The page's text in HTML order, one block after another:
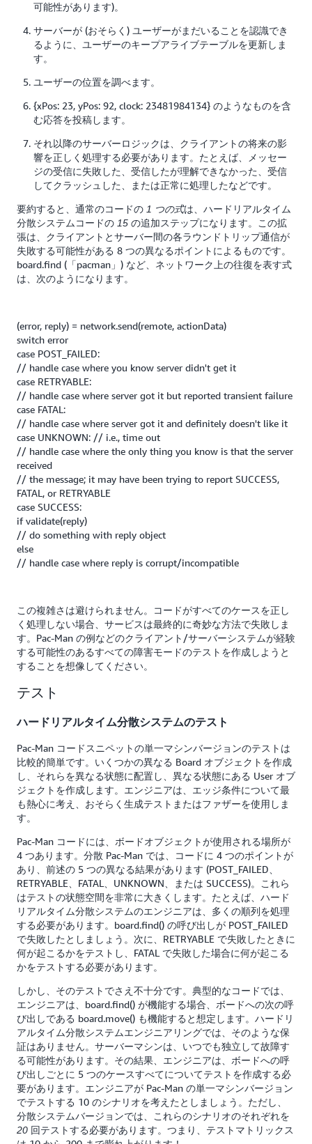
可能性があります)。
サーバーが (おそらく) ユーザーがまだいることを認識でき
るように、ユーザーのキープアライブテーブルを更新しま
す。
ユーザーの位置を調べます。
{xPos: 23, yPos: 92, clock: 23481984134} のようなものを含
む応答を投稿します。
それ以降のサーバーロジックは、クライアントの将来の影
響を正しく処理する必要があります。たとえば、メッセー
ジの受信に失敗した、受信したが理解できなかった、受信
してクラッシュした、または正常に処理したなどです。
要約すると、通常のコードの 1 つの式は、ハードリアルタイム
分散システムコードの 15 の追加ステップになります。この拡
張は、クライアントとサーバー間の各ラウンドトリップ通信が
失敗する可能性がある 8 つの異なるポイントによるものです。
board.find (「pacman」) など、ネットワーク上の往復を表す式
は、次のようになります。
(error, reply) = network.send(remote, actionData)
switch error
case POST_FAILED:
// handle case where you know server didn't get it
case RETRYABLE:
// handle case where server got it but reported transient failure
case FATAL:
// handle case where server got it and definitely doesn't like it
case UNKNOWN: // i.e., time out
// handle case where the only thing you know is that the server
received
// the message; it may have been trying to report SUCCESS,
FATAL, or RETRYABLE
case SUCCESS:
if validate(reply)
// do something with reply object
else
// handle case where reply is corrupt/incompatible
この複雑さは避けられません。コードがすべてのケースを正し
く処理しない場合、サービスは最終的に奇妙な方法で失敗しま
す。Pac-Man の例などのクライアント/サーバーシステムが経験
する可能性のあるすべての障害モードのテストを作成しようと
することを想像してください。
テスト
ハードリアルタイム分散システムのテスト
Pac-Man コードスニペットの単一マシンバージョンのテストは
比較的簡単です。いくつかの異なる Board オブジェクトを作成
し、それらを異なる状態に配置し、異なる状態にある User オブ
ジェクトを作成します。エンジニアは、エッジ条件について最
も熱心に考え、おそらく生成テストまたはファザーを使用しま
す。
Pac-Man コードには、ボードオブジェクトが使用される場所が
4 つあります。分散 Pac-Man では、コードに 4 つのポイントが
あり、前述の 5 つの異なる結果があります (POST_FAILED、
RETRYABLE、FATAL、UNKNOWN、または SUCCESS)。これら
はテストの状態空間を非常に大きくします。たとえば、ハード
リアルタイム分散システムのエンジニアは、多くの順列を処理
する必要があります。board.find() の呼び出しが POST_FAILED
で失敗したとしましょう。次に、RETRYABLE で失敗したときに
何が起こるかをテストし、FATAL で失敗した場合に何が起こる
かをテストする必要があります。
しかし、そのテストでさえ不十分です。典型的なコードでは、
エンジニアは、board.find() が機能する場合、ボードへの次の呼
び出しである board.move() も機能すると想定します。ハードリ
アルタイム分散システムエンジニアリングでは、そのような保
証はありません。サーバーマシンは、いつでも独立して故障す
る可能性があります。その結果、エンジニアは、ボードへの呼
び出しごとに 5 つのケースすべてについてテストを作成する必
要があります。エンジニアが Pac-Man の単一マシンバージョン
でテストする 10 のシナリオを考えたとしましょう。ただし、
分散システムバージョンでは、これらのシナリオのそれぞれを
20 回テストする必要があります。つまり、テストマトリックス